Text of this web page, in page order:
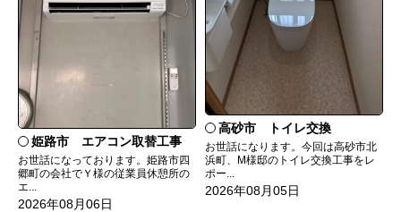
姫路市 エアコン取替工事
お世話になっております。姫路市四
郷町の会社でＹ様の従業員休憩所の
エ...
2026年08月06日
高砂市 トイレ交換
お世話になります。今回は高砂市北
浜町、M様邸のトイレ交換工事をレ
ポー...
2026年08月05日